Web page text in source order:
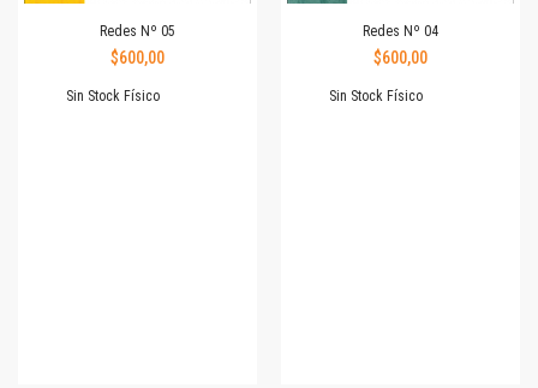
Redes Nº 05
$600,00
Sin Stock Físico
Redes Nº 04
$600,00
Sin Stock Físico